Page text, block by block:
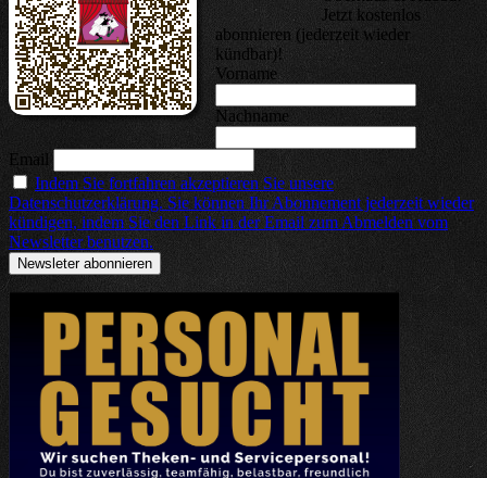
Jetzt kostenlos
abonnieren (jederzeit wieder
kündbar)!
Vorname
Nachname
Email
Indem Sie fortfahren akzeptieren Sie unsere
Datenschutzerklärung. Sie können Ihr Abonnement jederzeit wieder
kündigen, indem Sie den Link in der Email zum Abmelden vom
Newsletter benutzen.